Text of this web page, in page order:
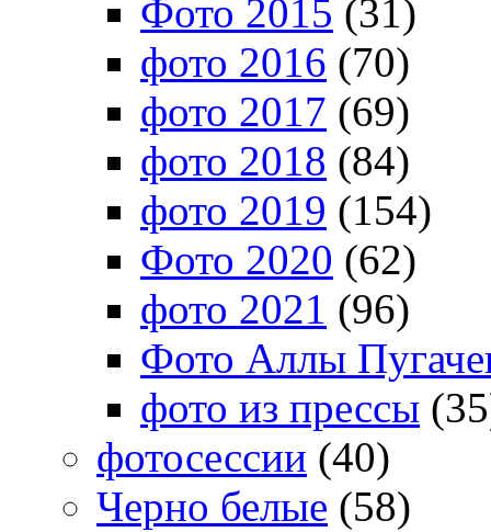
Фото 2015 (31)
фото 2016 (70)
фото 2017 (69)
фото 2018 (84)
фото 2019 (154)
Фото 2020 (62)
фото 2021 (96)
Фото Аллы
фото из прессы
фотосессии (40)
Черно белые (58)